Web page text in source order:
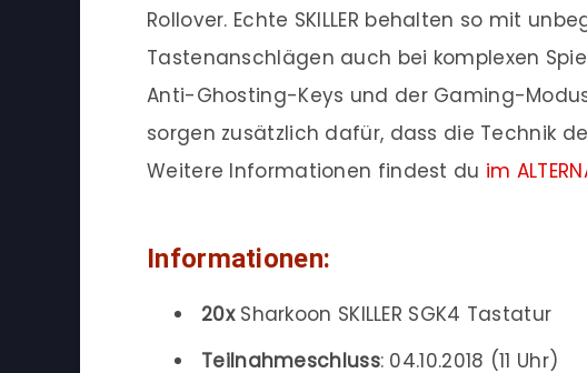
Rollover. Echte SKILLER behalten so mit
Tastenanschlägen auch bei komplexen
Anti-Ghosting-Keys und der Gaming-
sorgen zusätzlich dafür, dass die Technik
Weitere Informationen findest du im
Informationen:
20xSharkoon SKILLER SGK4 Tastatur
Teilnahmeschluss: 04.10.2018 (11 Uhr)